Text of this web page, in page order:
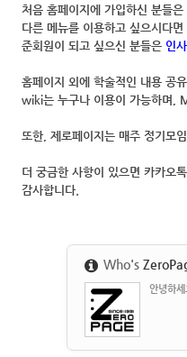
처음 홈페이지에 가입하신 분들
다른 메뉴를 이용하고 싶으시다면
준회원이 되고 싶으신 분들은 인
홈페이지 외에 학술적인 내용 공
wiki는 누구나 이용이 가능하며,
또한, 제로페이지는 매주 정기모
더 궁금한 사항이 있으면 카카오
감사합니다.
Who's
안녕하